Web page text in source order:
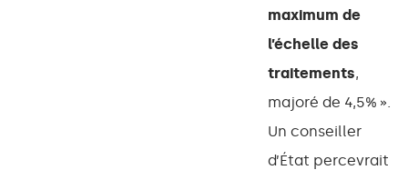
maximum de
l’échelle des
traitements,
majoré de 4,5% ».
Un conseiller
d’État percevrait